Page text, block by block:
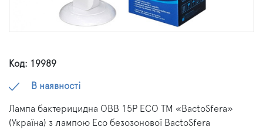
Код: 19989
В наявності
Лампа бактерицидна OBB 15P ECO ТМ «BactoSfera»
(Україна) з лампою Eco безозонової BactoSfera